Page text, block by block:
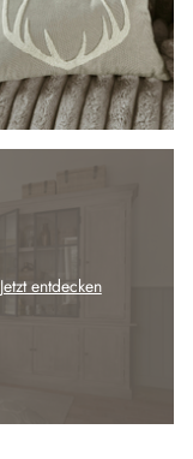
Jetzt entdecken